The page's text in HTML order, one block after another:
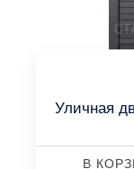
Уличная
В